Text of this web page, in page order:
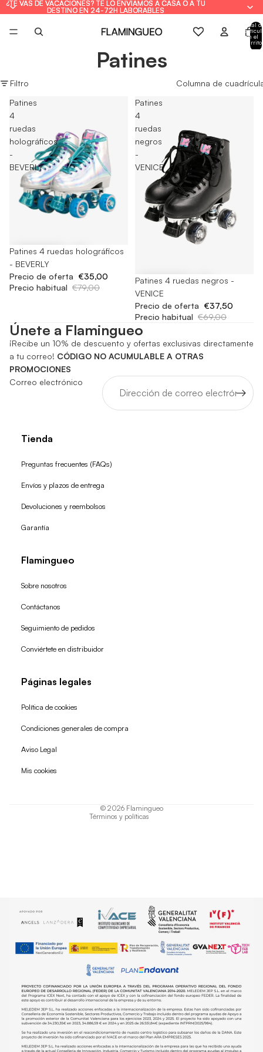
¿TE VAS DE VACACIONES? TE LO ENVIAMOS A CASA O A TU
DESTINO EN 24-72H LABORABLES
¿TE VAS DE VACACIONES? TE LO ENVIAMOS A CASA O A TU
DESTINO EN 24-72H LABORABLES
Total
en el
carrito:
Patines
Filtro
Columna de
Patines
4
ruedas
holográficos
-
BEVERLY
-55%
Patines 4 ruedas holográficos
- BEVERLY
Precio de oferta €35,00
Precio habitual €79,00
Patines
4
ruedas
negros
-
VENICE
-45%
Patines 4 ruedas negros -
VENICE
Precio de oferta €37,50
Precio habitual €69,00
Únete a Flamingueo
¡Recibe un 10% de descuento y ofertas exclusivas directamente
a tu correo! CÓDIGO NO ACUMULABLE A OTRAS
PROMOCIONES
Correo electrónico
Tienda
Preguntas frecuentes (FAQs)
Envíos y plazos de entrega
Devoluciones y reembolsos
Garantía
Flamingueo
Sobre nosotros
Contáctanos
Seguimiento de pedidos
Conviértete en distribuidor
Páginas legales
Política de cookies
Condiciones generales de compra
Aviso Legal
Mis cookies
© 2026 Flamingueo
Términos y políticas